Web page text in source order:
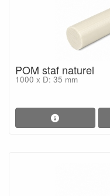
POM staf naturel
1000 x D: 35 mm